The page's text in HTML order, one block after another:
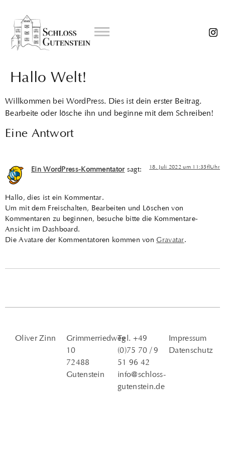
Hallo Welt!
Willkommen bei WordPress. Dies ist dein erster Beitrag.
Bearbeite oder lösche ihn und beginne mit dem Schreiben!
Eine Antwort
Ein WordPress-Kommentator sagt: 18. Juli 2022 um 11:35 Uhr
Hallo, dies ist ein Kommentar.
Um mit dem Freischalten, Bearbeiten und Löschen von
Kommentaren zu beginnen, besuche bitte die Kommentare-
Ansicht im Dashboard.
Die Avatare der Kommentatoren kommen von Gravatar.
Oliver Zinn
Grimmerriedweg
10
72488
Gutenstein
Tel. +49
(0)75 70 / 9
51 96 42
info@schloss-
gutenstein.de
Impressum
Datenschutz